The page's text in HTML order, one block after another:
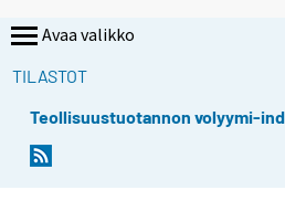
Avaa valikko
TILASTOT
Teollisuustuotannon volyymi-